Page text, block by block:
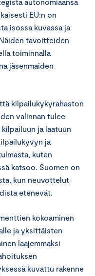
EU:n on
isossa kuvassa ja
tavoitteiden
toiminnalla
jäsenmaiden
kilpailukykyrahaston
valinnan tulee
ja laatuun
ja
kuten
katsoo. Suomen on
kun neuvottelut
etenevät.
kokoaminen
ja yksittäisten
laajemmaksi
kuvattu rakenne